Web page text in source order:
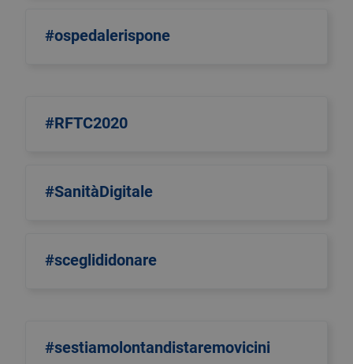
#ospedalerispone
#RFTC2020
#SanitàDigitale
#sceglididonare
#sestiamolontandistaremovicini